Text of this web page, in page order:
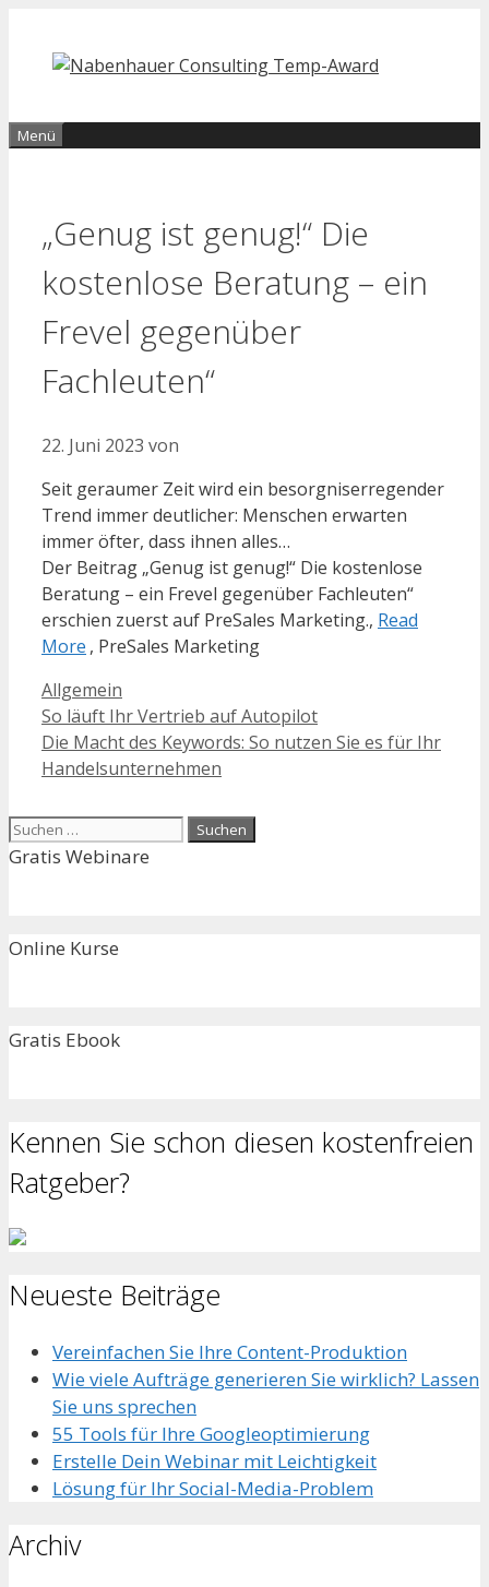
Inhalt
springen
Menü
„Genug ist genug!“ Die
kostenlose Beratung – ein
Frevel gegenüber
Fachleuten“
22. Juni 2023 von
Seit geraumer Zeit wird ein besorgniserregender
Trend immer deutlicher: Menschen erwarten
immer öfter, dass ihnen alles…
Der Beitrag „Genug ist genug!“ Die kostenlose
Beratung – ein Frevel gegenüber Fachleuten“
erschien zuerst auf PreSales Marketing., Read
More , PreSales Marketing
Kategorien
Allgemein
So läuft Ihr Vertrieb auf Autopilot
Die Macht des Keywords: So nutzen Sie es für Ihr
Handelsunternehmen
Suchen
nach:
Gratis Webinare
Online Kurse
Gratis Ebook
Kennen Sie schon diesen kostenfreien
Ratgeber?
Neueste Beiträge
Vereinfachen Sie Ihre Content-Produktion
Wie viele Aufträge generieren Sie wirklich? Lassen
Sie uns sprechen
55 Tools für Ihre Googleoptimierung
Erstelle Dein Webinar mit Leichtigkeit
Lösung für Ihr Social-Media-Problem
Archiv